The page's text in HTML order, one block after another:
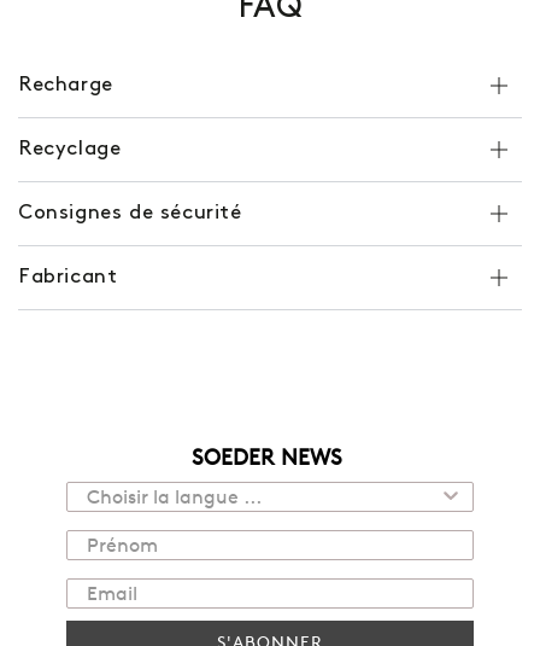
FAQ
Recharge
Recyclage
Consignes de sécurité
Fabricant
SOEDER NEWS
S'ABONNER